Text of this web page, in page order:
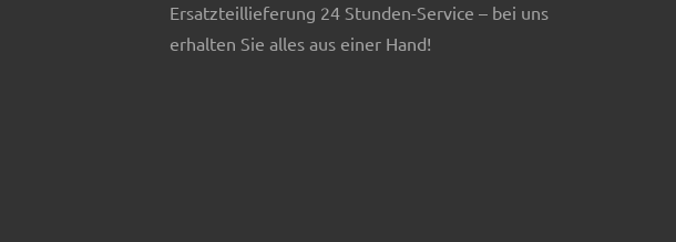
Ersatzteillieferung 24 Stunden-Service – bei uns
erhalten Sie alles aus einer Hand!